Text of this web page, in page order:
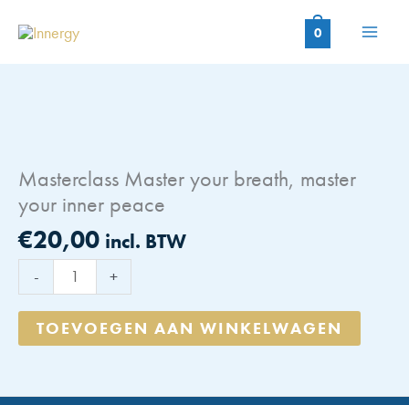
naar
0
Masterclass Master your breath, master
your inner peace
€20,00 incl. BTW
-
Masterclass
Master
your
breath,
+
TOEVOEGEN AAN WINKELWAGEN